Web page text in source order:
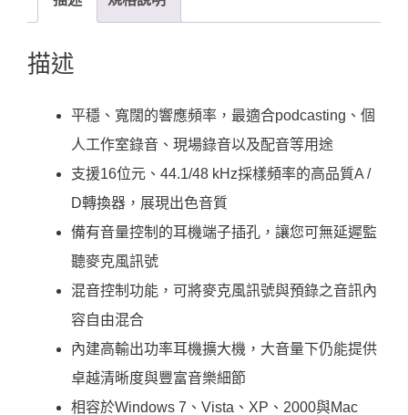
描述
平穩、寬闊的響應頻率，最適合podcasting、個
人工作室錄音、現場錄音以及配音等用途
支援16位元、44.1/48 kHz採樣頻率的高品質A /
D轉換器，展現出色音質
備有音量控制的耳機端子插孔，讓您可無延遲監
聽麥克風訊號
混音控制功能，可將麥克風訊號與預錄之音訊內
容自由混合
內建高輸出功率耳機擴大機，大音量下仍能提供
卓越清晰度與豐富音樂細節
相容於Windows 7、Vista、XP、2000與Mac